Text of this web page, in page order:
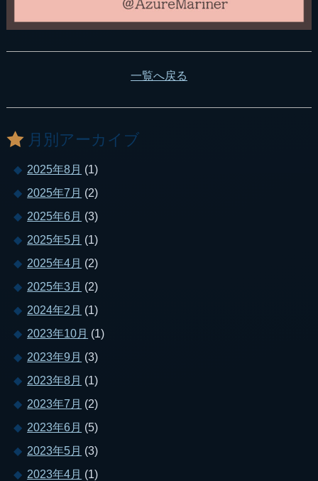
一覧へ戻る
月別アーカイブ
2025年8月 (1)
2025年7月 (2)
2025年6月 (3)
2025年5月 (1)
2025年4月 (2)
2025年3月 (2)
2024年2月 (1)
2023年10月 (1)
2023年9月 (3)
2023年8月 (1)
2023年7月 (2)
2023年6月 (5)
2023年5月 (3)
2023年4月 (1)